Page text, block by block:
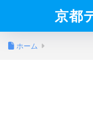
京都
ホーム